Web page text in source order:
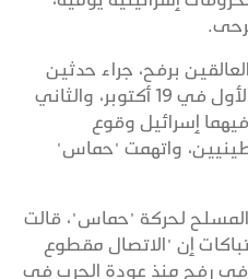
برفح، جراء حدثين
أمنيين عقب التوصل لاتفاق، الأول في 19 أكتوبر، والثاني
فيهما إسرائيل وقوع
واتهمت "حماس"
المسلح لحركة "حماس"، قالت
إن "الاتصال مقطوع
رفح منذ عودة الحرب في